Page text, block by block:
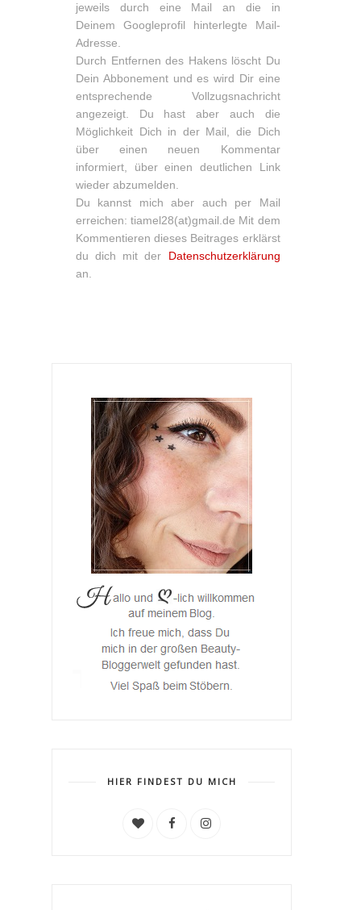
jeweils durch eine Mail an die in
Deinem Googleprofil hinterlegte Mail-
Adresse.
Durch Entfernen des Hakens löscht Du
Dein Abbonement und es wird Dir eine
entsprechende Vollzugsnachricht
angezeigt. Du hast aber auch die
Möglichkeit Dich in der Mail, die Dich
über einen neuen Kommentar
informiert, über einen deutlichen Link
wieder abzumelden.
Du kannst mich aber auch per Mail
erreichen: tiamel28(at)gmail.de Mit dem
Kommentieren dieses Beitrages erklärst
du dich mit der Datenschutzerklärung
an.
HIER FINDEST DU MICH